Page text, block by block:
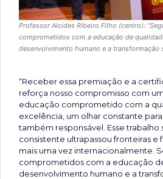
Professor Alcides Ribeiro Filho (centro):
comprometidos com a educação de
desenvolvimento humano e a transformação
“Receber essa premiação e a
reforça nosso compromisso com
educação comprometido com a
excelência, um olhar constante
também responsável. Esse trabalho
consistente ultrapassou fronteiras e
mais uma vez internacionalmente.
comprometidos com a educação
desenvolvimento humano e a